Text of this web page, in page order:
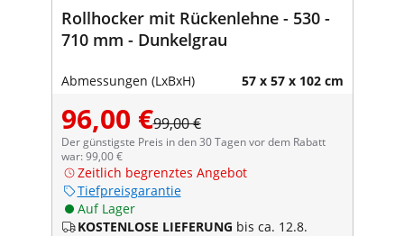
Rollhocker mit Rückenlehne - 530 -
710 mm - Dunkelgrau
Abmessungen (LxBxH) 57 x 57 x 102 cm
96,00 €99,00 €
Der günstigste Preis in den 30 Tagen vor dem Rabatt
war: 99,00 €
Zeitlich begrenztes Angebot
Tiefpreisgarantie
Auf Lager
KOSTENLOSE LIEFERUNG bis ca. 12.8.